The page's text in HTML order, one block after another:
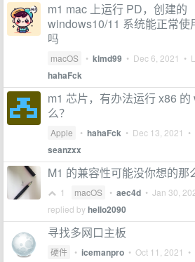
m1 mac 上运行 PD，创建的
windows10/11 系统能正常使
吗
macOS • klmd99 • Dec 6, 2021 •
hahaFck
m1 芯片，有办法运行 x86
么？
Apple • hahaFck • Dec 13, 2021
seanzxx
M1 的兼容性可能没你想的那
1 macOS • aec4d • Jan 30,
replied byhello2090
寻找多网口主板
硬件 • icemanpro • Oct 11, 2021